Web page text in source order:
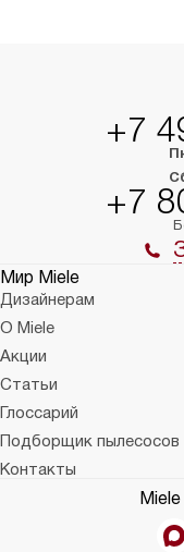
+7
+7
Мир Miele
Дизайнерам
О Miele
Акции
Статьи
Глоссарий
Подборщик пылесосов
Контакты